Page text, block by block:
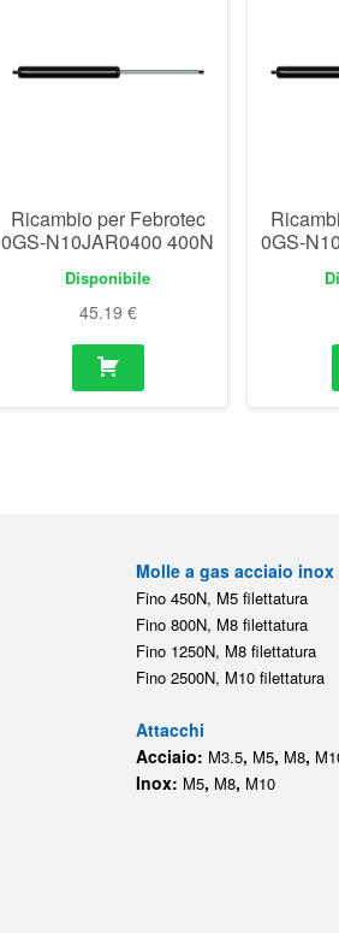
Ricambio per Febrotec
0GS-N10JAR0400 400N
Disponibile
45.19 €
0GS-
Molle a gas acciaio inox
Fino 450N, M5 filettatura
Fino 800N, M8 filettatura
Fino 1250N, M8 filettatura
Fino 2500N, M10 filettatura
Attacchi
Acciaio: M3.5, M5, M8,
Inox: M5, M8, M10